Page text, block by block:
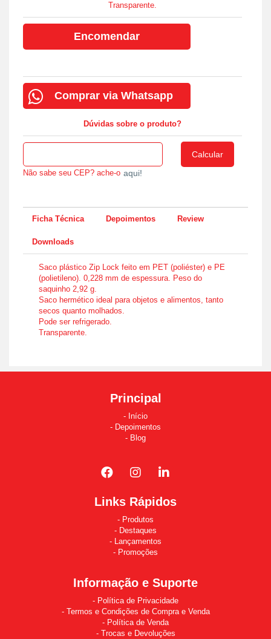
Transparente.
Encomendar
Comprar via Whatsapp
Dúvidas sobre o produto?
Não sabe seu CEP? ache-o aqui!
Ficha Técnica Depoimentos Review
Downloads
Saco plástico Zip Lock feito em PET (poliéster) e PE
(polietileno). 0,228 mm de espessura. Peso do
saquinho 2,92 g.
Saco hermético ideal para objetos e alimentos, tanto
secos quanto molhados.
Pode ser refrigerado.
Transparente.
Principal
Início
Depoimentos
Blog
Links Rápidos
Produtos
Destaques
Lançamentos
Promoções
Informação e Suporte
Política de Privacidade
Termos e Condições de Compra e Venda
Política de Venda
Trocas e Devoluções